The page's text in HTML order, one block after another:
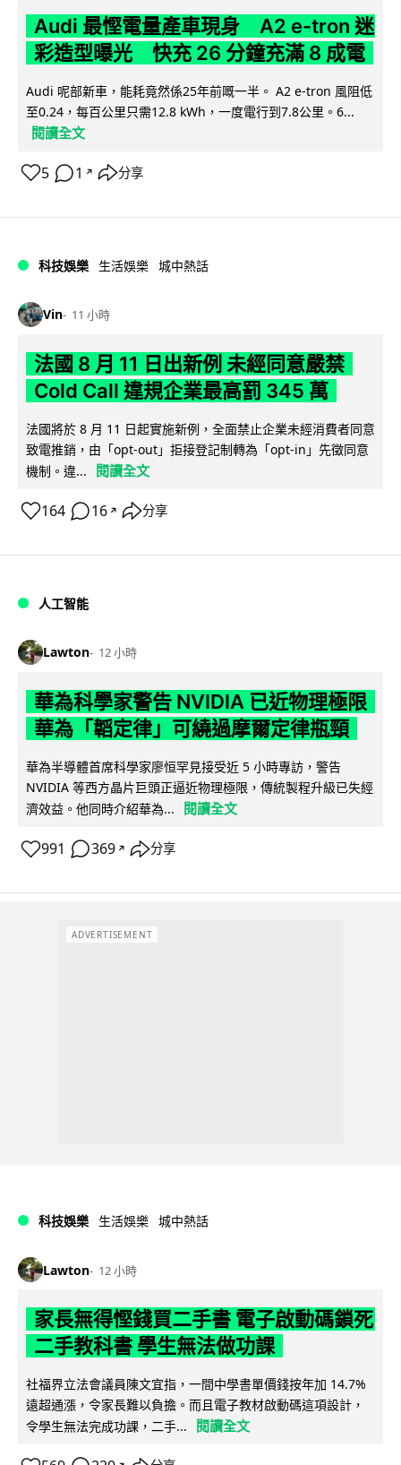
Audi 最慳電量產車現身 A2 e-tron 迷
彩造型曝光 快充 26 分鐘充滿 8 成電
Audi 呢部新車，能耗竟然係25年前嘅一半。 A2 e-tron 風阻低
至0.24，每百公里只需12.8 kWh，一度電行到7.8公里。6...
閱讀全文
5 1 ↗ 分享
科技娛樂 生活娛樂 城中熱話
Vin 11 小時
法國 8 月 11 日出新例 未經同意嚴禁
Cold Call 違規企業最高罰 345 萬
法國將於 8 月 11 日起實施新例，全面禁止企業未經消費者同意
致電推銷，由「opt-out」拒接登記制轉為「opt-in」先徵同意
機制。違...
閱讀全文
164 16 ↗ 分享
人工智能
Lawton 12 小時
華為科學家警告 NVIDIA 已近物理極限
華為「韜定律」可繞過摩爾定律瓶頸
華為半導體首席科學家廖恒罕見接受近 5 小時專訪，警告
NVIDIA 等西方晶片巨頭正逼近物理極限，傳統製程升級已失經
濟效益。他同時介紹華為...
閱讀全文
991 369 ↗ 分享
ADVERTISEMENT
科技娛樂 生活娛樂 城中熱話
Lawton 12 小時
家長無得慳錢買二手書 電子啟動碼鎖死
二手教科書 學生無法做功課
社福界立法會議員陳文宜指，一間中學書單價錢按年加 14.7%
遠超通漲，令家長難以負擔。而且電子教材啟動碼這項設計，
令學生無法完成功課，二手...
閱讀全文